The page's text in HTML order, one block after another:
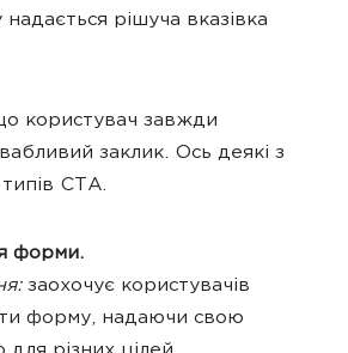
рішуча вказівка
користувач завжди
заклик. Ось деякі з
CTA.
форми.
заохочує користувачів
форму, надаючи свою